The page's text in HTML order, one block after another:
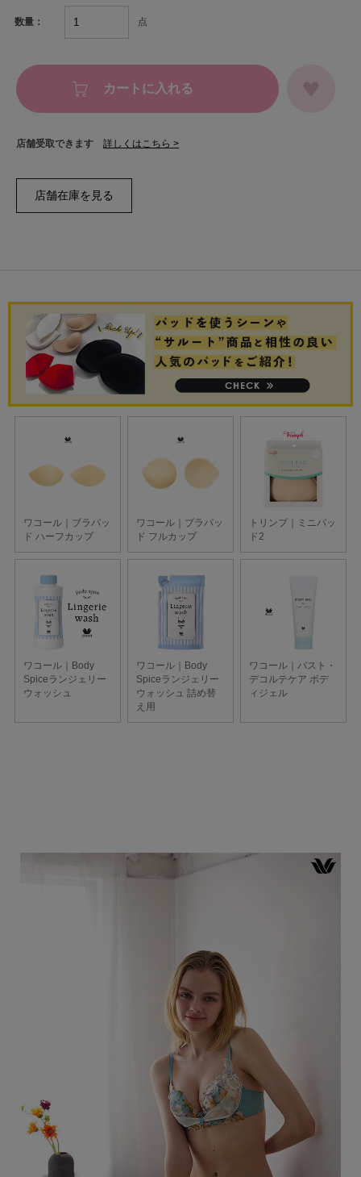
数量： 点
カートに入れる
店舗受取できます 詳しくはこちら >